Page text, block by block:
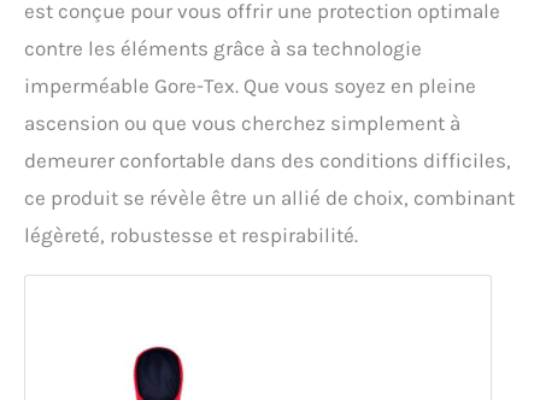
est conçue pour vous offrir une protection optimale
contre les éléments grâce à sa technologie
imperméable Gore-Tex. Que vous soyez en pleine
ascension ou que vous cherchez simplement à
demeurer confortable dans des conditions difficiles,
ce produit se révèle être un allié de choix, combinant
légèreté, robustesse et respirabilité.